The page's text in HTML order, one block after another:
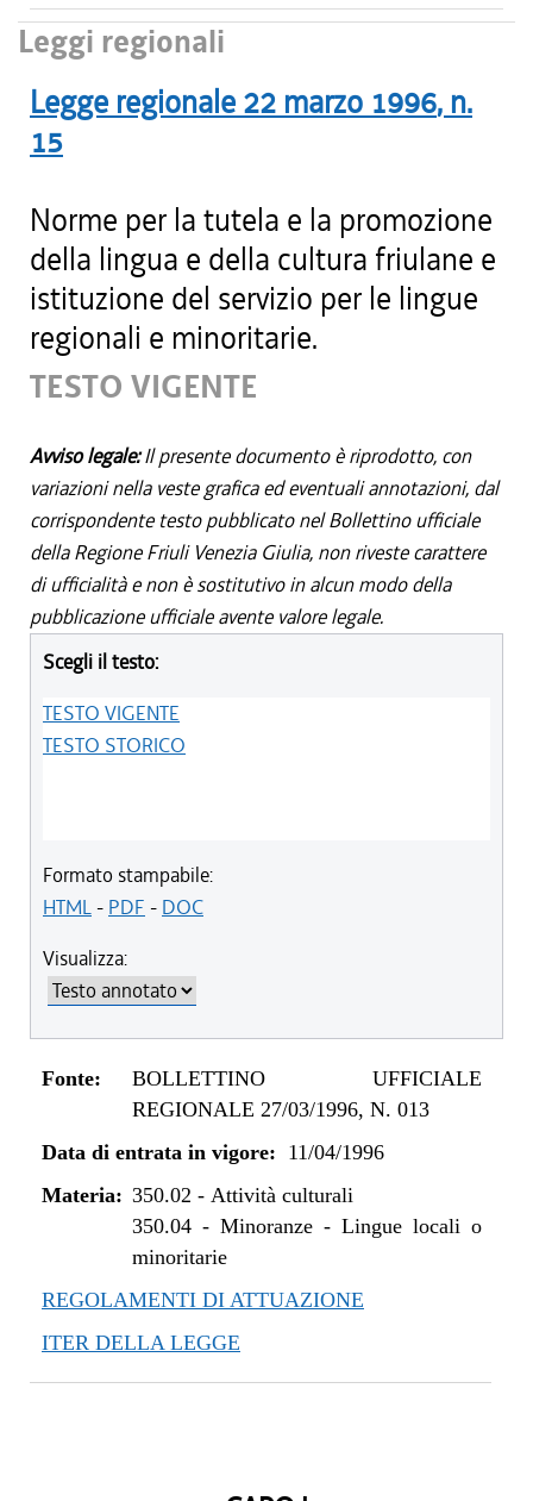
Leggi regionali
Legge regionale 22 marzo 1996, n.
15
Norme per la tutela e la promozione
della lingua e della cultura friulane e
istituzione del servizio per le lingue
regionali e minoritarie.
TESTO VIGENTE
Avviso legale:Il presente documento è riprodotto, con
variazioni nella veste grafica ed eventuali annotazioni, dal
corrispondente testo pubblicato nel Bollettino ufficiale
della Regione Friuli Venezia Giulia, non riveste carattere
di ufficialità e non è sostitutivo in alcun modo della
pubblicazione ufficiale avente valore legale.
Scegli il testo:
TESTO VIGENTE
TESTO STORICO
Formato stampabile:
HTML- PDF - DOC
Visualizza:
Fonte:
BOLLETTINO UFFICIALE
REGIONALE 27/03/1996, N. 013
Data di entrata in vigore: 11/04/1996
Materia: 350.02 - Attività culturali
350.04- Minoranze - Lingue locali o
minoritarie
REGOLAMENTI DI ATTUAZIONE
ITER DELLA LEGGE